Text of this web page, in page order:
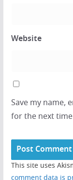
Website
Save my name,
for the next
This site uses